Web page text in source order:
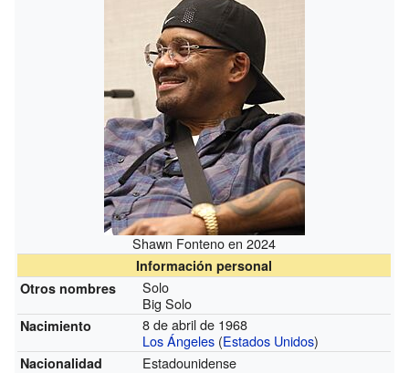
Shawn Fonteno en 2024
Información personal
Otros nombres
Solo
Big Solo
Nacimiento
8 de abril de 1968
Los Ángeles (Estados Unidos)
Nacionalidad Estadounidense